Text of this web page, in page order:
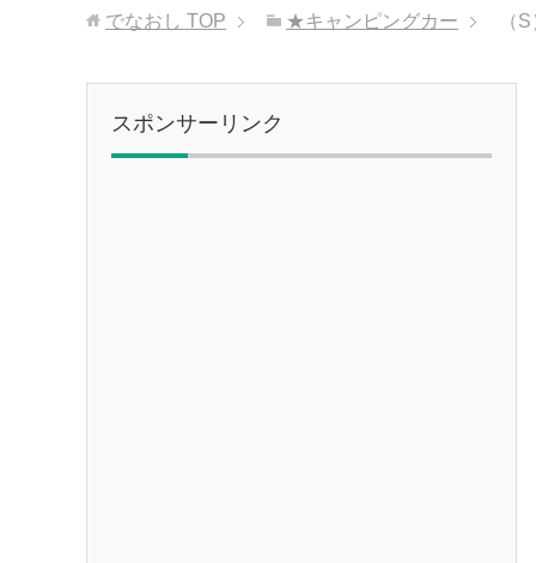
でなおし TOP ★キャンピングカー （
スポンサーリンク